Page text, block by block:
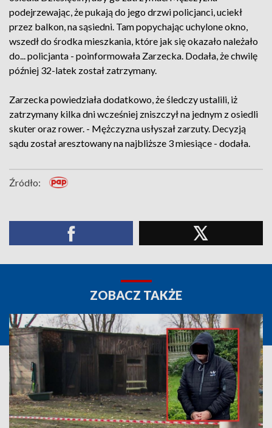
podejrzewając, że pukają do jego drzwi policjanci, uciekł
przez balkon, na sąsiedni. Tam popychając uchylone okno,
wszedł do środka mieszkania, które jak się okazało należało
do... policjanta - poinformowała Zarzecka. Dodała, że chwilę
później 32-latek został zatrzymany.
Zarzecka powiedziała dodatkowo, że śledczy ustalili, iż
zatrzymany kilka dni wcześniej zniszczył na jednym z osiedli
skuter oraz rower. - Mężczyzna usłyszał zarzuty. Decyzją
sądu został aresztowany na najbliższe 3 miesiące - dodała.
Źródło:
ZOBACZ TAKŻE